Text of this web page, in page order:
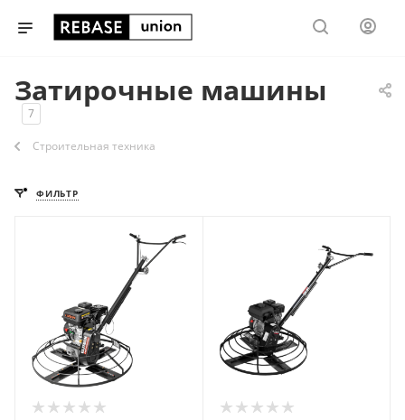
Затирочные машины
7
Строительная техника
ФИЛЬТР